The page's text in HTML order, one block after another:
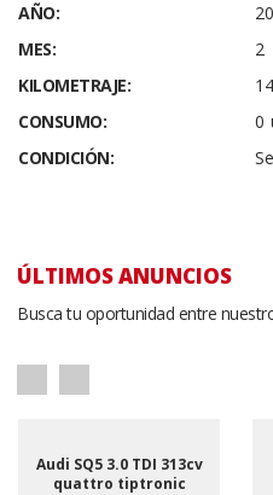
AÑO:
MES:
2
KILOMETRAJE:
CONSUMO:
0
CONDICIÓN:
ÚLTIMOS ANUNCIOS
Busca tu oportunidad entre
Audi SQ5 3.0 TDI 313cv
quattro tiptronic